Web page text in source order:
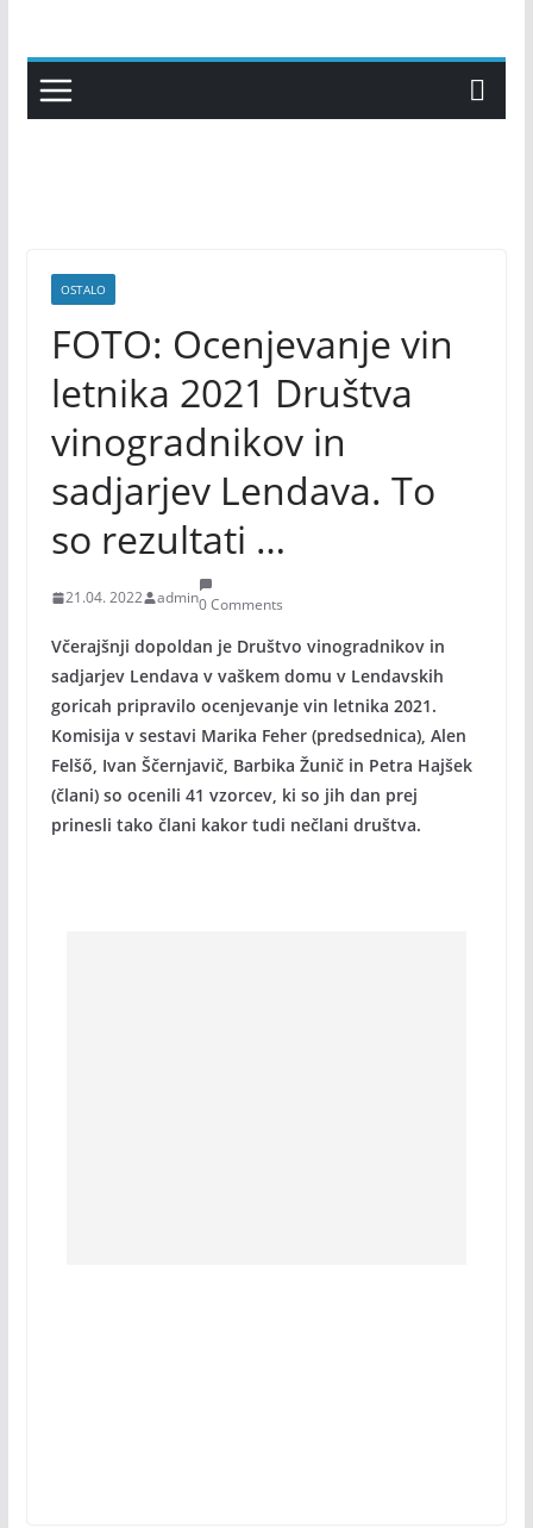
content
OSTALO
FOTO: Ocenjevanje vin
letnika 2021 Društva
vinogradnikov in
sadjarjev Lendava. To
so rezultati …
21.04. 2022 admin0 Comments
Včerajšnji dopoldan je Društvo vinogradnikov in
sadjarjev Lendava v vaškem domu v Lendavskih
goricah pripravilo ocenjevanje vin letnika 2021.
Komisija v sestavi Marika Feher (predsednica), Alen
Felšő, Ivan Ščernjavič, Barbika Žunič in Petra Hajšek
(člani) so ocenili 41 vzorcev, ki so jih dan prej
prinesli tako člani kakor tudi nečlani društva.